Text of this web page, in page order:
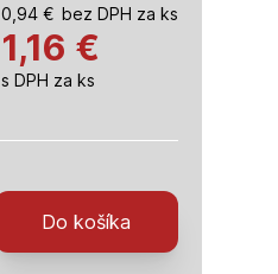
0,94 € bez DPH za ks
1,16 €
s DPH za ks
Do košíka